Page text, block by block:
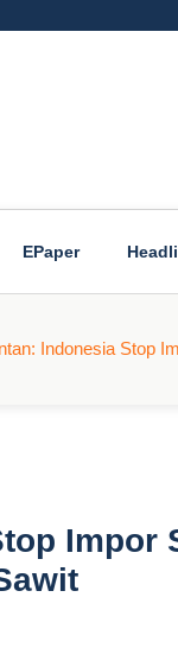
EPaper
Indonesia Stop
Impor